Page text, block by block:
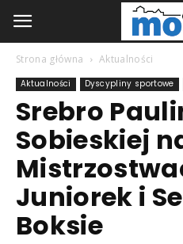
Strona główna Aktualności
Aktualności Dyscypliny sportowe
Srebro
Sobieskiej
Juniorek i
Boksie